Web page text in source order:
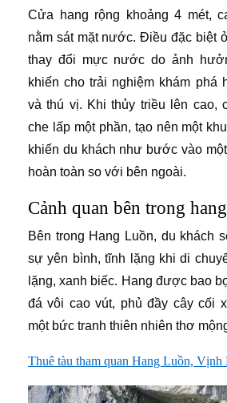
Cửa hang rộng khoảng 4 mét,
nằm sát mặt nước. Điều đặc biệt
thay đổi mực nước do ảnh
khiến cho trải nghiệm khám phá
và thú vị. Khi thủy triều lên cao,
che lấp một phần, tạo nên một
khiến du khách như bước vào
hoàn toàn so với bên ngoài.
Cảnh quan bên trong hang
Bên trong Hang Luồn, du khách
sự yên bình, tĩnh lặng khi di
lặng, xanh biếc. Hang được bao
đá vôi cao vút, phủ đầy cây cối
một bức tranh thiên nhiên thơ
Thuê tàu tham quan Hang Luồn, Vịnh